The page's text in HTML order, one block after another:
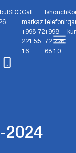
SDGCall
markaz:
+998 72
221 55
16
Ishonch
telefoni:
+998
72 226
68 10
2024